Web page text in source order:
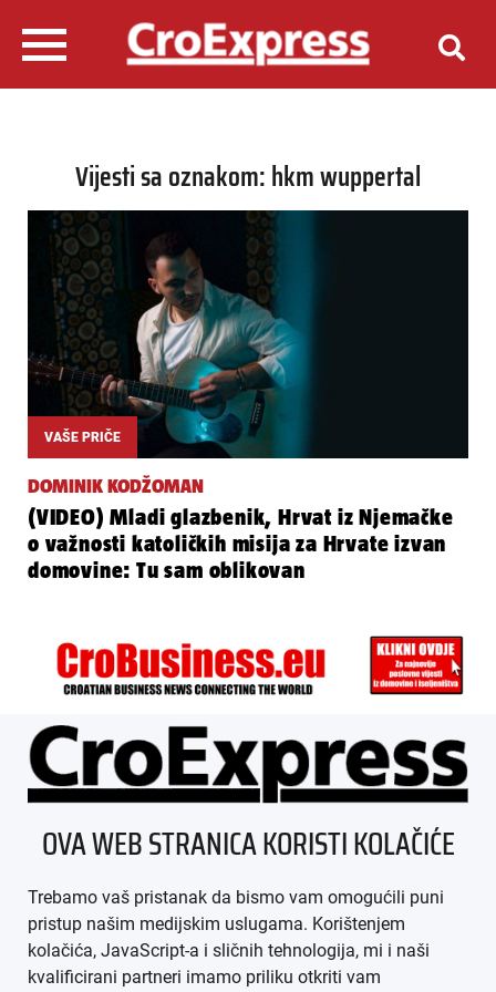
Vijesti sa oznakom: hkm wuppertal
VAŠE PRIČE
DOMINIK KODŽOMAN
(VIDEO) Mladi glazbenik, Hrvat iz Njemačke
o važnosti katoličkih misija za Hrvate izvan
domovine: Tu sam oblikovan
ÜBER UNS
IMPRESSUM
AGB
DATENSCHUTZ
OVA WEB STRANICA KORISTI KOLAČIĆE
Trebamo vaš pristanak da bismo vam omogućili puni
pristup našim medijskim uslugama. Korištenjem
kolačića, JavaScript-a i sličnih tehnologija, mi i naši
kvalificirani partneri imamo priliku otkriti vam